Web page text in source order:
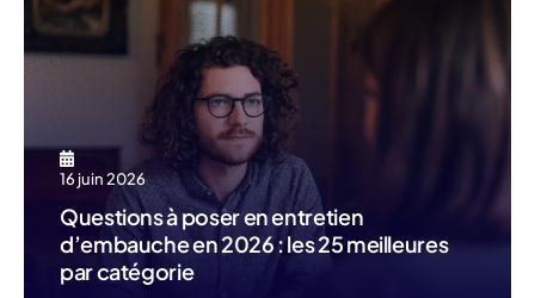
16 juin 2026
Questions à poser en entretien
d’embauche en 2026 : les 25 meilleures
par catégorie